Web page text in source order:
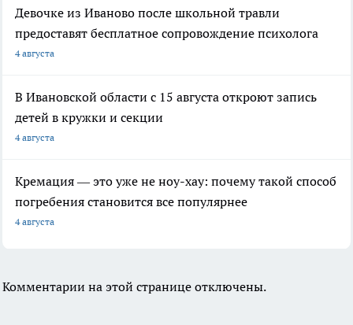
Девочке из Иваново после школьной травли
предоставят бесплатное сопровождение психолога
4 августа
В Ивановской области с 15 августа откроют запись
детей в кружки и секции
4 августа
Кремация — это уже не ноу-хау: почему такой способ
погребения становится все популярнее
4 августа
Комментарии на этой странице отключены.